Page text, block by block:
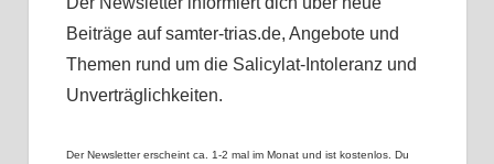
Beiträge auf samter-trias.de, Angebote und
Themen rund um die Salicylat-Intoleranz und
Unverträglichkeiten.
Der Newsletter erscheint ca. 1-2 mal im Monat und ist kostenlos. Du